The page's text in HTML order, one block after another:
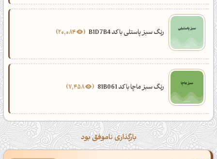
رنگ سبز پاستلی با کد B1D7B4 20,084
رنگ سبز ماچا با کد 81B061 7,458
بارگذاری ناموفق بود